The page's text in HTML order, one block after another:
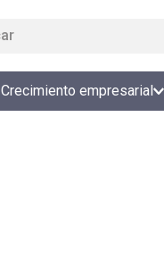
Crecimiento empresarial